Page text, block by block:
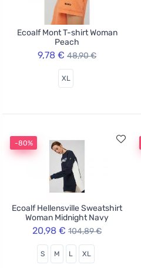
Ecoalf Mont T-shirt Woman
Peach
9,78 € 48,90 €
XL
-80%
Ecoalf Hellensville Sweatshirt
Woman Midnight Navy
20,98 € 104,89 €
S M L XL